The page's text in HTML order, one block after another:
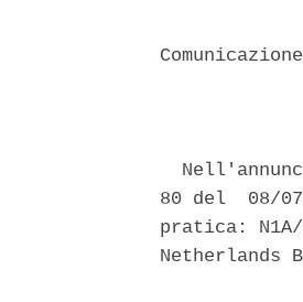
80 del  08/
pratica:
Netherlands